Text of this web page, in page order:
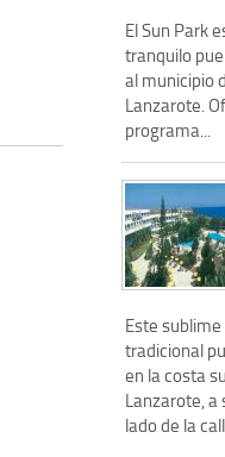
El Sun Park
tranquilo
al municipio
Lanzarote.
programa...
Este
tradicional
en la costa
Lanzarote, a
lado de la